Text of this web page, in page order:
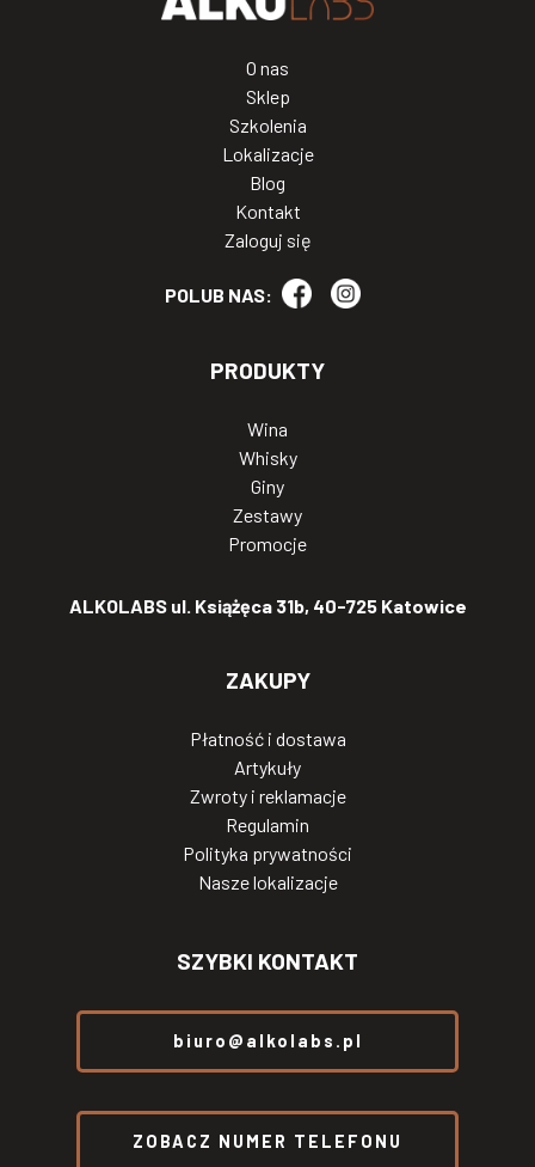
O nas
Sklep
Szkolenia
Lokalizacje
Blog
Kontakt
Zaloguj się
POLUB NAS:
PRODUKTY
Wina
Whisky
Giny
Zestawy
Promocje
ALKOLABS ul. Książęca 31b, 40-725 Katowice
ZAKUPY
Płatność i dostawa
Artykuły
Zwroty i reklamacje
Regulamin
Polityka prywatności
Nasze lokalizacje
SZYBKI KONTAKT
biuro@alkolabs.pl
ZOBACZ NUMER TELEFONU